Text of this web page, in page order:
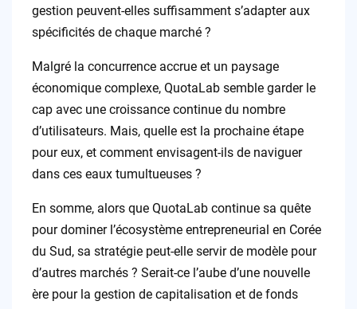
gestion peuvent-elles suffisamment s’adapter aux
spécificités de chaque marché ?
Malgré la concurrence accrue et un paysage
économique complexe, QuotaLab semble garder le
cap avec une croissance continue du nombre
d’utilisateurs. Mais, quelle est la prochaine étape
pour eux, et comment envisagent-ils de naviguer
dans ces eaux tumultueuses ?
En somme, alors que QuotaLab continue sa quête
pour dominer l’écosystème entrepreneurial en Corée
du Sud, sa stratégie peut-elle servir de modèle pour
d’autres marchés ? Serait-ce l’aube d’une nouvelle
ère pour la gestion de capitalisation et de fonds